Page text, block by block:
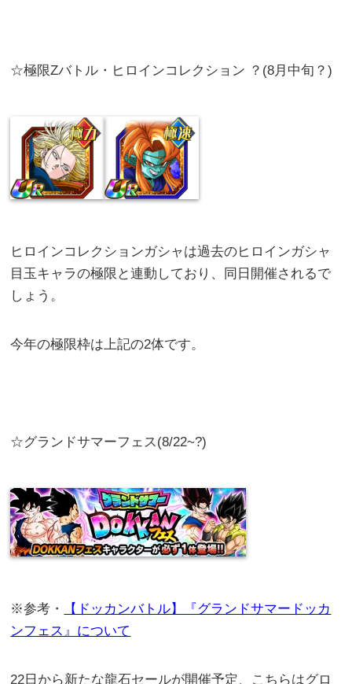
☆極限Zバトル・ヒロインコレクション ？(8月中旬？)
ヒロインコレクションガシャは過去のヒロインガシャ
目玉キャラの極限と連動しており、同日開催されるで
しょう。
今年の極限枠は上記の2体です。
☆グランドサマーフェス(8/22~?)
※参考・
【ドッカンバトル】『グランドサマードッカ
ンフェス』について
22日から新たな龍石セールが開催予定、こちらはグロ